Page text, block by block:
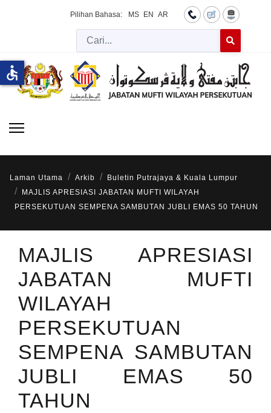
Pilihan Bahasa: MS EN AR
Cari
Laman Utama Arkib
Buletin Putrajaya & Kuala Lumpur
MAJLIS APRESIASI JABATAN MUFTI WILAYAH
PERSEKUTUAN SEMPENA SAMBUTAN JUBLI EMAS 50 TAHUN
MAJLIS APRESIASI
JABATAN MUFTI
WILAYAH
PERSEKUTUAN
SEMPENA SAMBUTAN
JUBLI EMAS 50
TAHUN
accessible